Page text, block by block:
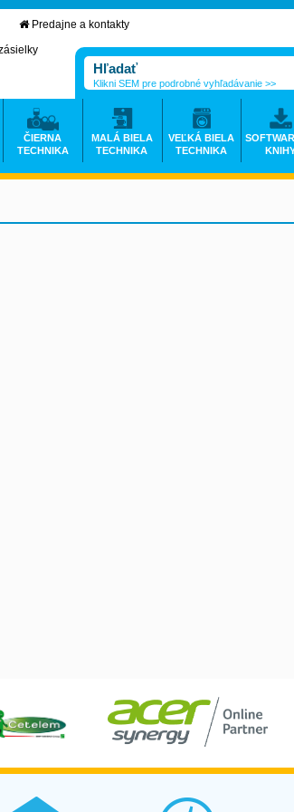
Predajne a kontakty
Klikni SEM pre podrobné vyhľadávanie >>
ČIERNA
TECHNIKA
MALÁ BIELA
TECHNIKA
VEĽKÁ BIELA
TECHNIKA